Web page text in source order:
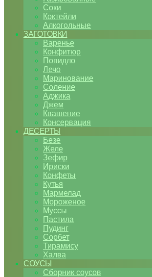
Соки
Коктейли
Алкогольные
ЗАГОТОВКИ
Варенье
Конфитюр
Повидло
Лечо
Маринование
Соление
Аджика
Джем
Квашение
Консервация
ДЕСЕРТЫ
Безе
Желе
Зефир
Ириски
Конфеты
Кутья
Мармелад
Мороженое
Муссы
Пастила
Пудинг
Сорбет
Тирамису
Халва
СОУСЫ
Сборник соусов